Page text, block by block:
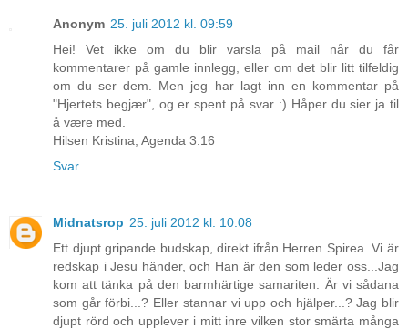
Anonym 25. juli 2012 kl. 09:59
Hei! Vet ikke om du blir varsla på mail når du får
kommentarer på gamle innlegg, eller om det blir litt tilfeldig
om du ser dem. Men jeg har lagt inn en kommentar på
"Hjertets begjær", og er spent på svar :) Håper du sier ja til
å være med.
Hilsen Kristina, Agenda 3:16
Svar
Midnatsrop 25. juli 2012 kl. 10:08
Ett djupt gripande budskap, direkt ifrån Herren Spirea. Vi är
redskap i Jesu händer, och Han är den som leder oss...Jag
kom att tänka på den barmhärtige samariten. Är vi sådana
som går förbi...? Eller stannar vi upp och hjälper...? Jag blir
djupt rörd och upplever i mitt inre vilken stor smärta många